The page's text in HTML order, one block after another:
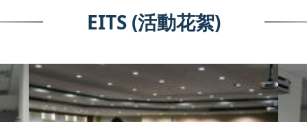
EITS (活動花絮)